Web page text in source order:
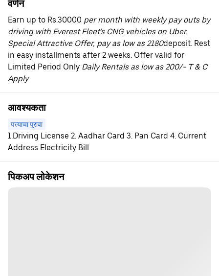
वर्णन
Earn up to Rs.30000 per month with weekly pay outs by
driving with Everest Fleet's CNG vehicles on Uber.
Special Attractive Offer, pay as low as 2180deposit. Rest
in easy installments after 2 weeks. Offer valid for
Limited Period Only Daily Rentals as low as 200/- T & C
Apply
आवश्यकता
पत्त्याचा पुरावा
1.Driving License 2. Aadhar Card 3. Pan Card 4. Current
Address Electricity Bill
पिकअप लोकेशन